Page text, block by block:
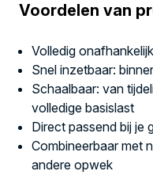
Voordelen van
Volledig
Snel inzetbaar:
Schaalbaar: van
volledige basislast
Direct passend bij je
Combineerbaar met
andere opwek